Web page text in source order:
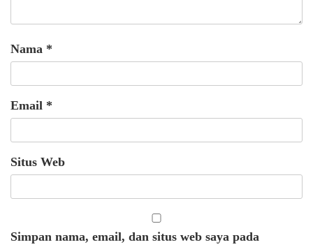
Nama *
Email *
Situs Web
Simpan nama, email, dan situs web saya pada